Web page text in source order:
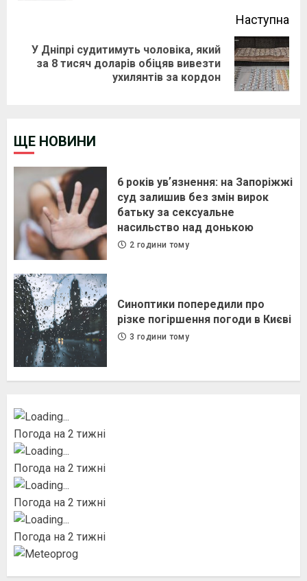
Наступна
Next
У Дніпрі судитимуть чоловіка, який
за 8 тисяч доларів обіцяв вивезти
ухилянтів за кордон
ЩЕ НОВИНИ
6 років увʼязнення: на Запоріжжі
суд залишив без змін вирок
батьку за сексуальне
насильство над донькою
2 години тому
Синоптики попередили про
різке погіршення погоди в Києві
3 години тому
Погода на 2 тижні
Погода на 2 тижні
Погода на 2 тижні
Погода на 2 тижні